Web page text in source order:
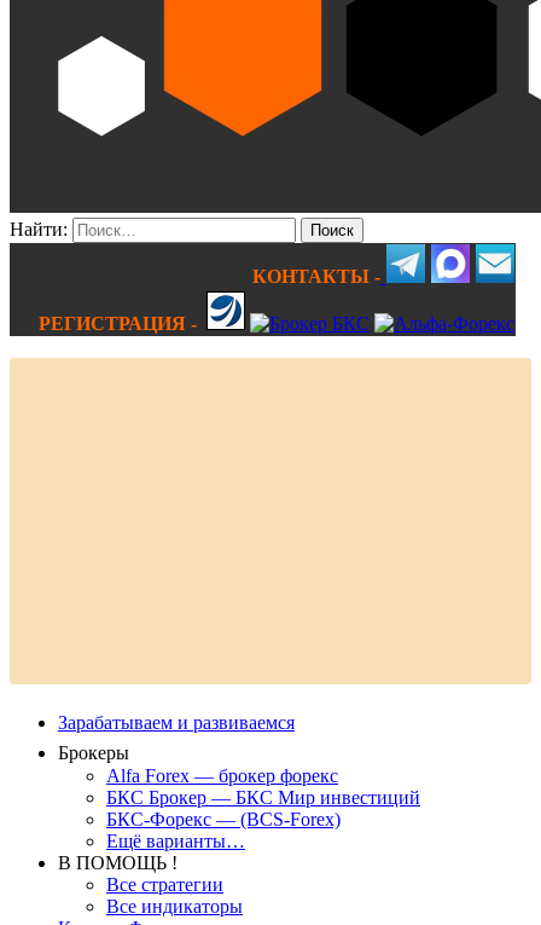
Найти:
КОНТАКТЫ -
РЕГИСТРАЦИЯ -
Зарабатываем и развиваемся
Брокеры
Alfa Forex — брокер форекс
БКС Брокер — БКС Мир инвестиций
БКС-Форекс — (BCS-Forex)
Ещё варианты…
В ПОМОЩЬ !
Все стратегии
Все индикаторы